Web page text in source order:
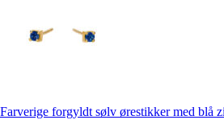
Farverige forgyldt sølv ørestikker med blå